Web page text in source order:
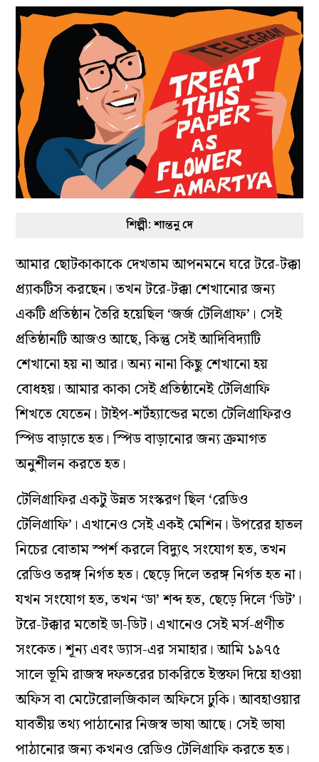
শিল্পী: শান্তনু দে
আমার ছোটকাকাকে দেখতাম আপনমনে ঘরে টরে-টক্কা
প্র্যাকটিস করছেন। তখন টরে-টক্কা শেখানোর জন‌্য
একটি প্রতিষ্ঠান তৈরি হয়েছিল ‘জর্জ টেলিগ্রাফ’। সেই
প্রতিষ্ঠানটি আজও আছে, কিন্তু সেই আদিবিদ‌্যাটি
শেখানো হয় না আর। অন‌্য নানা কিছু শেখানো হয়
বোধহয়। আমার কাকা সেই প্রতিষ্ঠানেই টেলিগ্রাফি
শিখতে যেতেন। টাইপ-শর্টহ‌্যান্ডের মতো টেলিগ্রাফিরও
স্পিড বাড়াতে হত। স্পিড বাড়ানোর জন‌্য ক্রমাগত
অনুশীলন করতে হত।
টেলিগ্রাফির একটু উন্নত সংস্করণ ছিল ‘রেডিও
টেলিগ্রাফি’। এখানেও সেই একই মেশিন। উপরের হাতল
নিচের বোতাম স্পর্শ করলে বিদ‌্যুৎ সংযোগ হত, তখন
রেডিও তরঙ্গ নির্গত হত। ছেড়ে দিলে তরঙ্গ নির্গত হত না।
যখন সংযোগ হত, তখন ‘ডা’ শব্দ হত, ছেড়ে দিলে ‘ডিট’।
টরে-টক্কার মতোই ডা-ডিট। এখানেও সেই মর্স-প্রণীত
সংকেত। শূন‌্য এবং ড‌্যাস-এর সমাহার। আমি ১৯৭৫
সালে ভূমি রাজস্ব দফতরের চাকরিতে ইস্তফা দিয়ে হাওয়া
অফিস বা মেটেরোলজিকাল অফিসে ঢুকি। আবহাওয়ার
যাবতীয় তথ‌্য পাঠানোর নিজস্ব ভাষা আছে। সেই ভাষা
পাঠানোর জন‌্য কখনও রেডিও টেলিগ্রাফি করতে হত।